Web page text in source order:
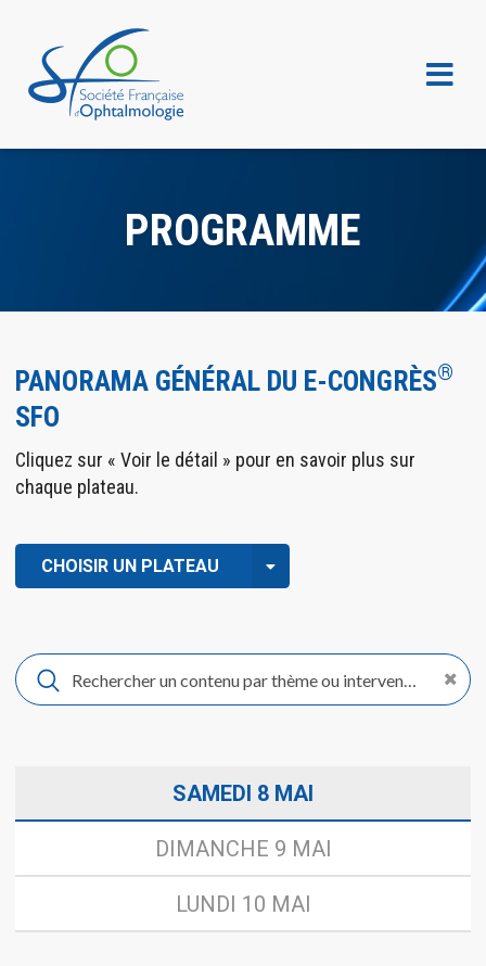
PROGRAMME
PANORAMA GÉNÉRAL DU E-CONGRÈS®
SFO
Cliquez sur « Voir le détail » pour en savoir plus sur
chaque plateau.
CHOISIR UN PLATEAU
SAMEDI 8 MAI
DIMANCHE 9 MAI
LUNDI 10 MAI